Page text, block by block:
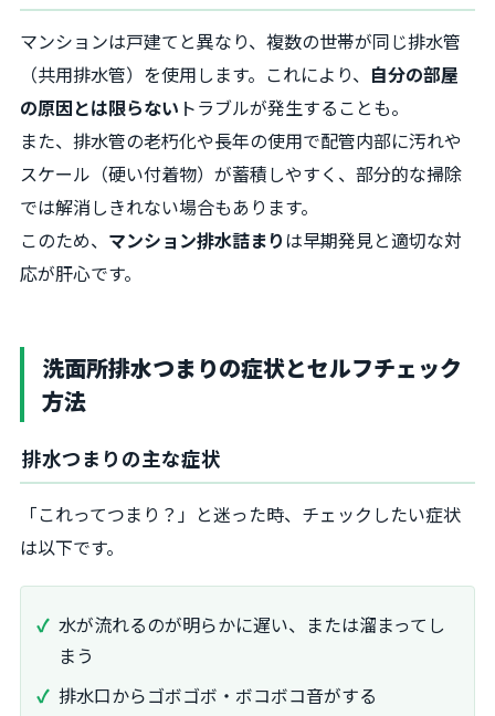
マンションは戸建てと異なり、複数の世帯が同じ排水管
（共用排水管）を使用します。これにより、 自分の部屋
の原因とは限らない トラブルが発生することも。
また、排水管の老朽化や長年の使用で配管内部に汚れや
スケール（硬い付着物）が蓄積しやすく、部分的な掃除
では解消しきれない場合もあります。
このため、 マンション排水詰まりは早期発見と適切な対
応が肝心です。
洗面所排水つまりの症状とセルフチェック
方法
排水つまりの主な症状
「これってつまり？」と迷った時、チェックしたい症状
は以下です。
水が流れるのが明らかに遅い、または溜まってし
まう
排水口からゴボゴボ・ボコボコ音がする